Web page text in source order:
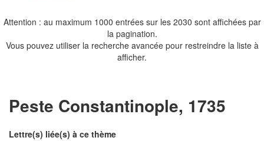
Attention : au maximum 1000 entrées sur les 2030 sont affichées par
la pagination.
Vous pouvez utiliser la recherche avancée pour restreindre la liste à
afficher.
Peste Constantinople, 1735
Lettre(s) liée(s) à ce thème